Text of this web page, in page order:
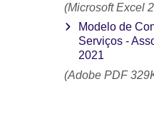
(Microsoft Excel
Modelo de
Serviços -
2021
(Adobe PDF